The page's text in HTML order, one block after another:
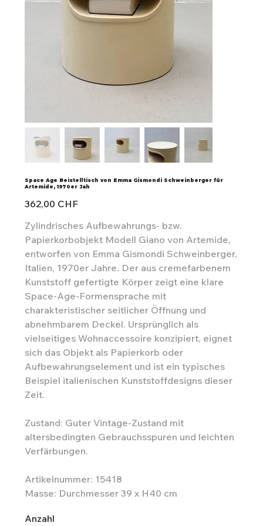
Space Age Beistelltisch von Emma Gismondi Schweinberger für
Artemide, 1970er Jah
Preis
362,00 CHF
Zylindrisches Aufbewahrungs- bzw.
Papierkorbobjekt Modell Giano von Artemide,
entworfen von Emma Gismondi Schweinberger,
Italien, 1970er Jahre. Der aus cremefarbenem
Kunststoff gefertigte Körper zeigt eine klare
Space-Age-Formensprache mit
charakteristischer seitlicher Öffnung und
abnehmbarem Deckel. Ursprünglich als
vielseitiges Wohnaccessoire konzipiert, eignet
sich das Objekt als Papierkorb oder
Aufbewahrungselement und ist ein typisches
Beispiel italienischen Kunststoffdesigns dieser
Zeit.
Zustand: Guter Vintage-Zustand mit
altersbedingten Gebrauchsspuren und leichten
Verfärbungen.
Artikelnummer: 15418
Masse: Durchmesser 39 x H40 cm
Anzahl